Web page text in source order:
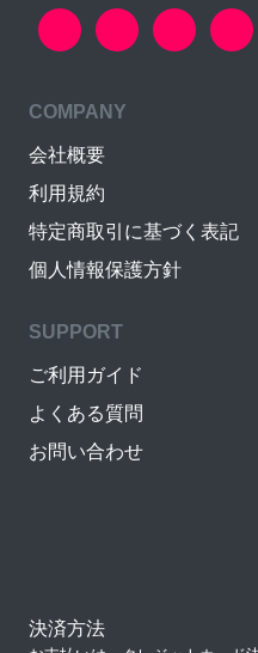
COMPANY
会社概要
利用規約
特定商取引に基づく表記
個人情報保護方針
SUPPORT
ご利用ガイド
よくある質問
お問い合わせ
決済方法